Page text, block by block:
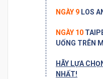
NGÀY 9 LOS
NGÀY 10
UỐNG TRÊN
HÃY LỰA
NHẤT!